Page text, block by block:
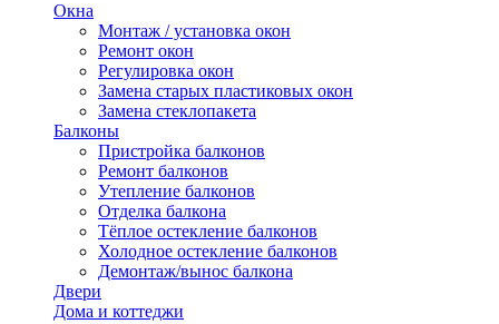
Окна
Монтаж / установка окон
Ремонт окон
Регулировка окон
Замена старых пластиковых окон
Замена стеклопакета
Балконы
Пристройка балконов
Ремонт балконов
Утепление балконов
Отделка балкона
Тёплое остекление балконов
Холодное остекление балконов
Демонтаж/вынос балкона
Двери
Дома и коттеджи